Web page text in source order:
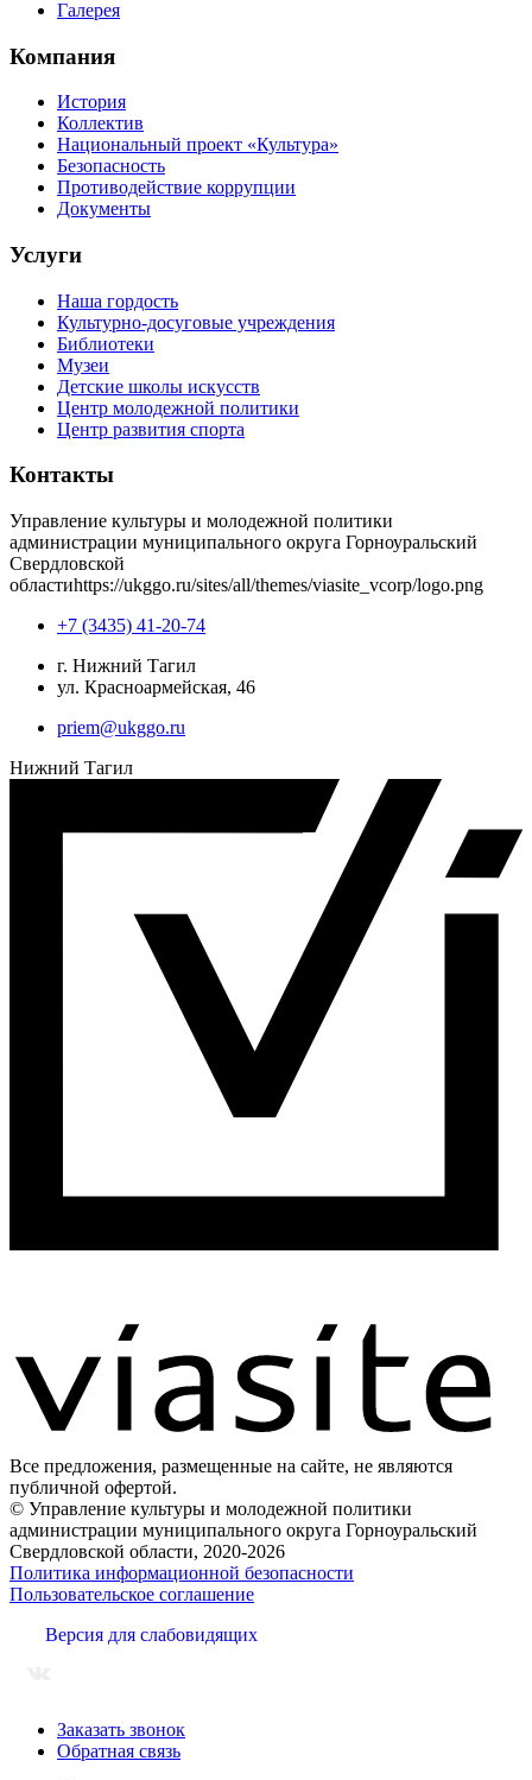
Галерея
Компания
История
Коллектив
Национальный проект «Культура»
Безопасность
Противодействие коррупции
Документы
Услуги
Наша гордость
Культурно-досуговые учреждения
Библиотеки
Музеи
Детские школы искусств
Центр молодежной политики
Центр развития спорта
Контакты
Управление культуры и молодежной политики
администрации муниципального округа Горноуральский
Свердловской
областиhttps://ukggo.ru/sites/all/themes/viasite_vcorp/logo.png
+7 (3435) 41-20-74
г. Нижний Тагил
ул. Красноармейская, 46
priem@ukggo.ru
Нижний Тагил
Все предложения, размещенные на сайте, не являются
публичной офертой.
© Управление культуры и молодежной политики
администрации муниципального округа Горноуральский
Свердловской области, 2020-2026
Политика информационной безопасности
Пользовательское соглашение
Версия для слабовидящих
Заказать звонок
Обратная связь